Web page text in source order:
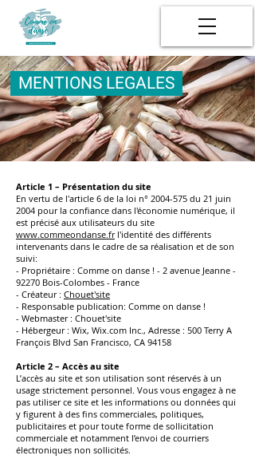
MENTIONS LEGALES
Article 1 – Présentation du site
En vertu de l'article 6 de la loi n° 2004-575 du 21 juin
2004 pour la confiance dans l'économie numérique, il
est précisé aux utilisateurs du site
www.commeondanse.frl'identité des différents
intervenants dans le cadre de sa réalisation et de son
suivi:
- Propriétaire : Comme on danse ! - 2 avenue Jeanne -
92270 Bois-Colombes - France
- Créateur : Chouet'site
- Responsable publication: Comme on danse !
- Webmaster : Chouet'site
- Hébergeur : Wix, Wix.com Inc., Adresse : 500 Terry A
François Blvd San Francisco, CA 94158
Article 2 – Accès au site
L’accès au site et son utilisation sont réservés à un
usage strictement personnel. Vous vous engagez à ne
pas utiliser ce site et les informations ou données qui
y figurent à des fins commerciales, politiques,
publicitaires et pour toute forme de sollicitation
commerciale et notamment l’envoi de courriers
électroniques non sollicités.